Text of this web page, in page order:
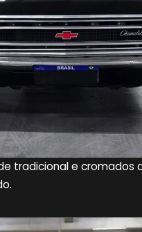
tradicional e cromados